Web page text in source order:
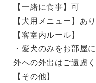
【一緒に食事】可
【犬用メニュー】あり
【客室内ルール】
・愛犬のみをお部屋
外への外出はご遠慮
【その他】